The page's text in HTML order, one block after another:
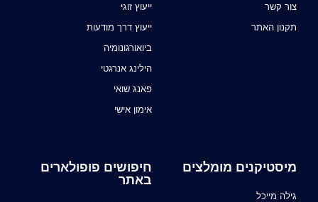
צור קשר
תקנון האתר
ייעוץ זוגי
ייעוץ דרך מודעות
ביואורגונומיה
הילינג אנרגטי
פאנג שואי
אימון אישי
מיסטיקנים מומלצים
גילה מייכל
חיפושים פופולארים
באתר